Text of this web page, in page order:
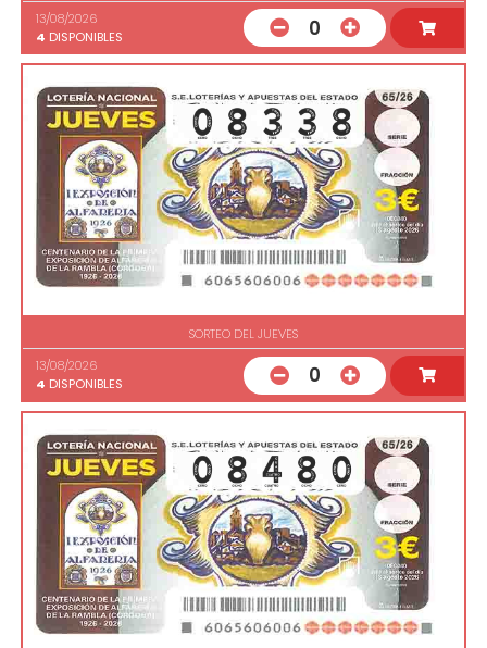
13/08/2026
4 DISPONIBLES 0
SORTEO DEL JUEVES
13/08/2026
4 DISPONIBLES 0